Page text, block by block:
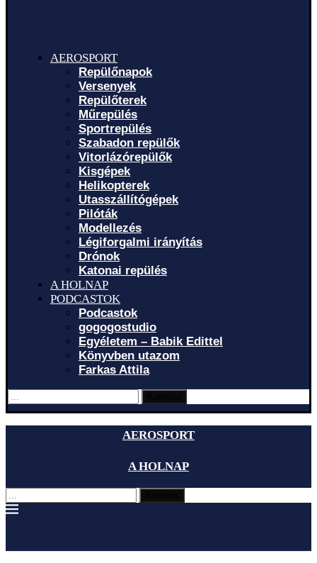
AEROSPORT
Repülőnapok
Versenyek
Repülőterek
Műrepülés
Sportrepülés
Szabadon repülők
Vitorlázórepülők
Kisgépek
Helikopterek
Utasszállítógépek
Pilóták
Modellezés
Légiforgalmi irányítás
Drónok
Katonai repülés
A HOLNAP
PODCASTOK
Podcastok
gogogostudio
Egyéletem – Babik Edittel
Könyvben utazom
Farkas Attila
AEROSPORT
A HOLNAP